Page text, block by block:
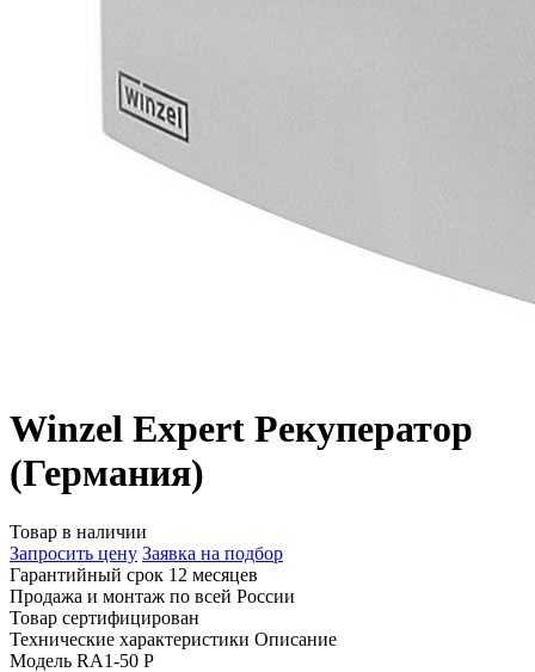
Winzel Expert Рекуператор
(Германия)
Товар в наличии
Запросить цену Заявка на подбор
Гарантийный срок 12 месяцев
Продажа и монтаж по всей России
Товар сертифицирован
Технические характеристики Описание
Модель RA1-50 P